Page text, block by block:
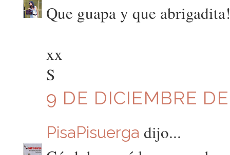
Que guapa y que
xx
S
9 DE DICIEMBRE
PisaPisuerga dijo...